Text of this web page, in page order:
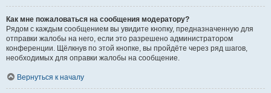
Как мне пожаловаться на сообщения модератору?
Рядом с каждым сообщением вы увидите кнопку, предназначенную для
отправки жалобы на него, если это разрешено администратором
конференции. Щёлкнув по этой кнопке, вы пройдёте через ряд шагов,
необходимых для оправки жалобы на сообщение.
Вернуться к началу